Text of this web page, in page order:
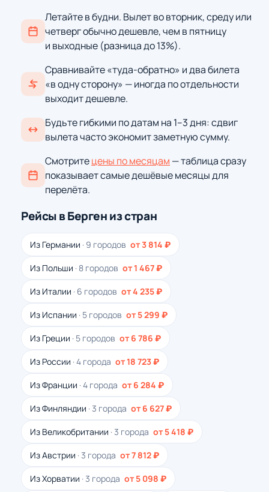
Летайте в будни. Вылет во вторник, среду или
четверг обычно дешевле, чем в пятницу
и выходные (разница до 13%).
Сравнивайте «туда-обратно» и два билета
«в одну сторону» — иногда по отдельности
выходит дешевле.
Будьте гибкими по датам на 1–3 дня: сдвиг
вылета часто экономит заметную сумму.
Смотритецены по месяцам — таблица сразу
показывает самые дешёвые месяцы для
перелёта.
Рейсы в Берген из стран
Из Германии · 9 городов от 3 814 ₽
Из Польши · 8 городов от 1 467 ₽
Из Италии · 6 городов от 4 235 ₽
Из Испании · 5 городов от 5 299 ₽
Из Греции · 5 городов от 6 786 ₽
Из России · 4 города от 18 723 ₽
Из Франции · 4 города от 6 284 ₽
Из Финляндии · 3 города от 6 627 ₽
Из Великобритании · 3 города от 5 418 ₽
Из Австрии · 3 города от 7 812 ₽
Из Хорватии · 3 города от 5 098 ₽